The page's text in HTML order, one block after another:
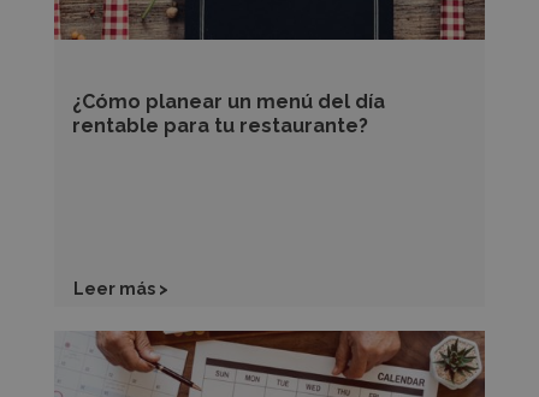
¿Cómo planear un menú del día
rentable para tu restaurante?
tu
Leer más >
¿Cómo
calcular